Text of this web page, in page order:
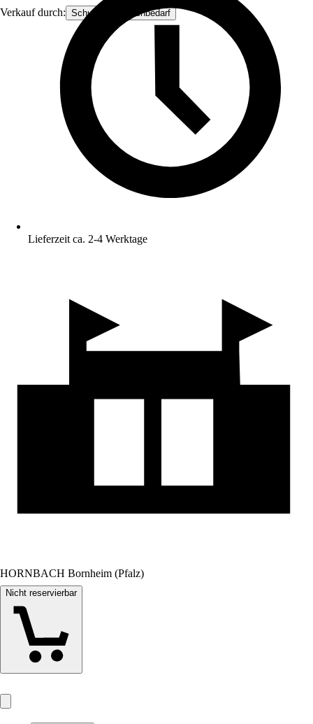
Verkauf durch: Schuster-Floristenbedarf
Lieferzeit ca. 2-4 Werktage
HORNBACH Bornheim (Pfalz)
Nicht reservierbar